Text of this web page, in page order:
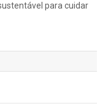
para cuidar